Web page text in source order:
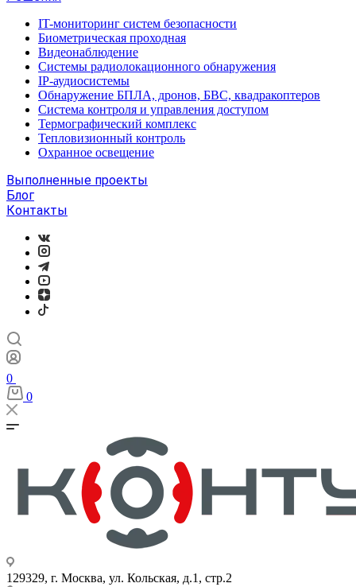
IT-мониторинг систем безопасности
Биометрическая проходная
Видеонаблюдение
Системы радиолокационного обнаружения
IP-аудиосистемы
Обнаружение БПЛА, дронов, БВС, квадракоптеров
Система контроля и управления доступом
Термографический комплекс
Тепловизионный контроль
Охранное освещение
Выполненные проекты
Блог
Контакты
0
0
129329, г. Москва, ул. Кольская, д.1, стр.2